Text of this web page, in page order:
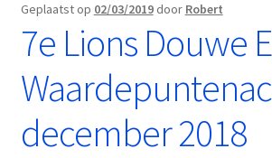
Materiële projecten
Geplaatst op 02/03/2019 door Robert
7e Lions Douwe
december 2018